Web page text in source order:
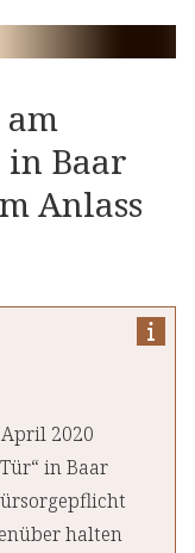
in Baar
Anlass
2020
in Baar
halten